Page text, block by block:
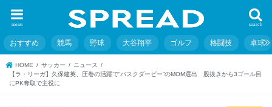
search
menu
おすすめ 競馬 野球 大谷翔平 ゴルフ 格闘技 卓球
HOME サッカー
ニュース
【ラ・リーガ】久保建英、圧巻の活躍で“バスクダービー”のMOM選出 股抜きから3ゴール目
にPK奪取で主役に